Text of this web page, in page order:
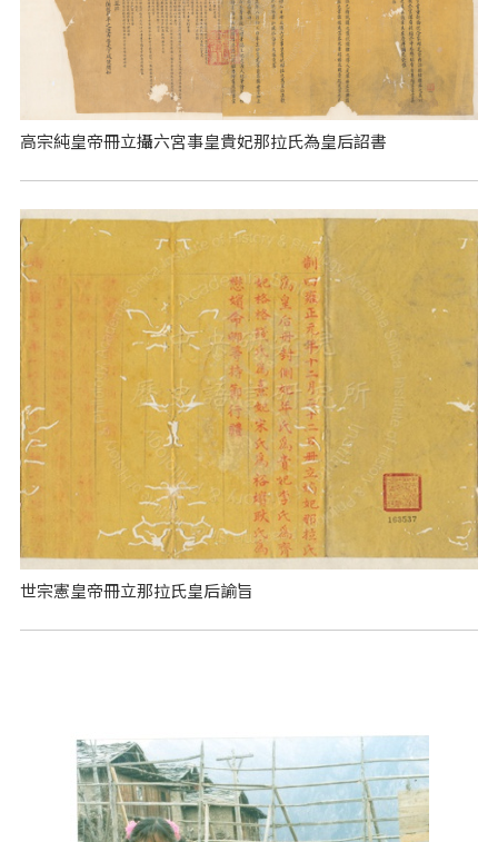
高宗純皇帝冊立攝六宮事皇貴妃那拉氏為皇后詔書
世宗憲皇帝冊立那拉氏皇后諭旨